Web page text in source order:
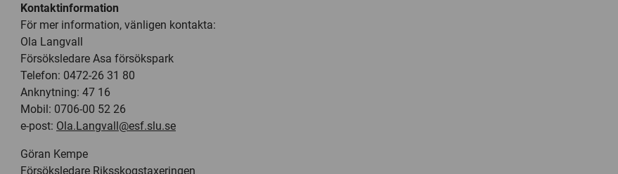
Kontaktinformation
För mer information, vänligen kontakta:
Ola Langvall
Försöksledare Asa försökspark
Telefon: 0472-26 31 80
Anknytning: 47 16
Mobil: 0706-00 52 26
e-post: Ola.Langvall@esf.slu.se
Göran Kempe
Försöksledare Riksskogstaxeringen